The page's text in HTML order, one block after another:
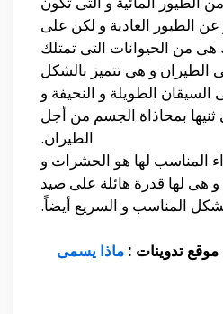
الطيور العادية و لكن على
من الحيوانات التى تمتلك
الطيران و هى تتميز بالشكل
الطويلة و النحيفة و
بمحاذاة الجسم من أجل
الطيران.
المناسب لها هو الحشرات و
هى لها قدرة هائلة على صيد
المناسب و السريع أيضاً.
تدوينات : ماذا يسمى